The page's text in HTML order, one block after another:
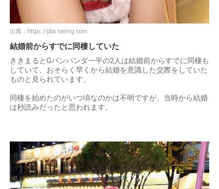
出典： https://pbs.twimg.com
結婚前からすでに同棲していた
ききまるとGパンパンダ一平の2人は結婚前からすでに同棲も
していて、おそらく早くから結婚を意識した交際をしていた
ものと見られています。
同棲を始めたのがいつ頃なのかは不明ですが、当時から結婚
は秒読みだったと思われます。